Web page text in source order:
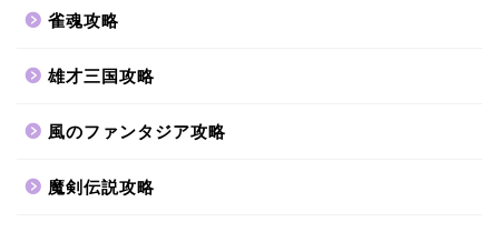
雀魂攻略
雄才三国攻略
風のファンタジア攻略
魔剣伝説攻略